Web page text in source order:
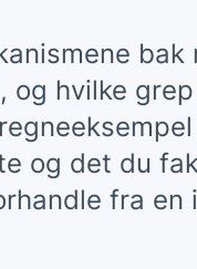
hvilke
og det du
fra en